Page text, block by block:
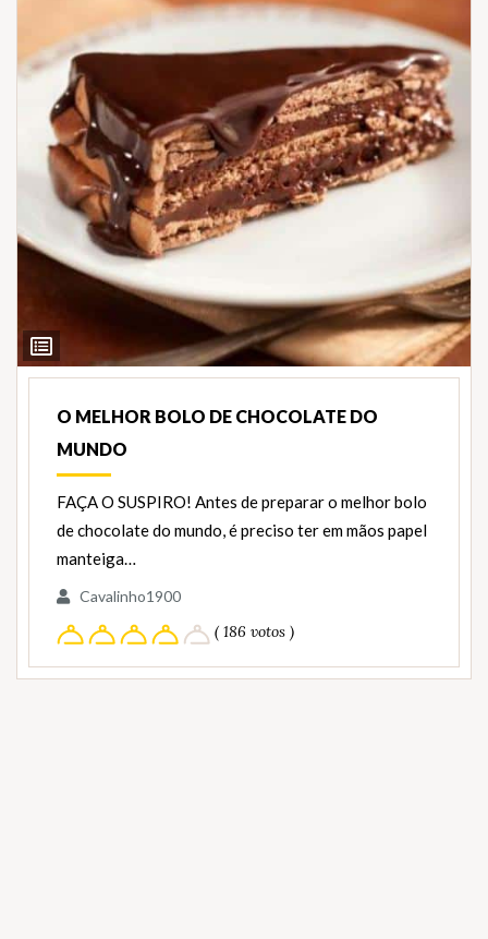
Ver
Ingredientes
O MELHOR BOLO DE CHOCOLATE DO
MUNDO
FAÇA O SUSPIRO! Antes de preparar o melhor bolo
de chocolate do mundo, é preciso ter em mãos papel
manteiga…
Cavalinho1900
( 186 votos )